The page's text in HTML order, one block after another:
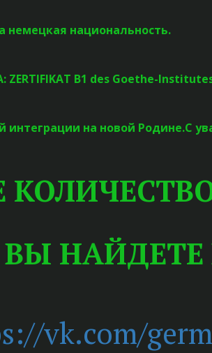
национальность.
B1 des Goethe-
на новой Родине.С
vk.com/